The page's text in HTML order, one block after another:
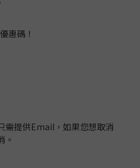
惠碼！
需提供Email，如果您想取消
。